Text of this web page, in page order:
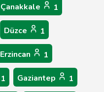
Çanakkale 1
Düzce 1
Erzincan 1
1 Gaziantep 1